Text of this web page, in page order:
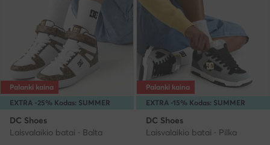
EXTRA -25% Kodas: SUMMER
Palanki kaina
DC Shoes
Laisvalaikio batai · Balta
EXTRA -15% Kodas: SUMMER
Palanki kaina
DC Shoes
Laisvalaikio batai · Pilka